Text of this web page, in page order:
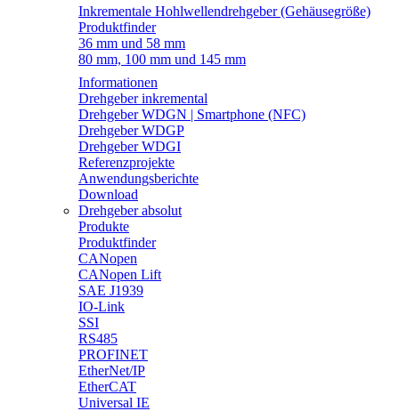
Inkrementale Hohlwellendrehgeber (Gehäusegröße)
Produktfinder
36 mm und 58 mm
80 mm, 100 mm und 145 mm
Informationen
Drehgeber inkremental
Drehgeber WDGN | Smartphone (NFC)
Drehgeber WDGP
Drehgeber WDGI
Referenzprojekte
Anwendungsberichte
Download
Drehgeber absolut
Produkte
Produktfinder
CANopen
CANopen Lift
SAE J1939
IO-Link
SSI
RS485
PROFINET
EtherNet/IP
EtherCAT
Universal IE